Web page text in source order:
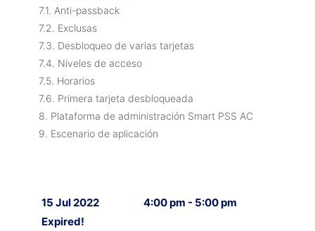
7.1. Anti-passback
7.2. Exclusas
7.3. Desbloqueo de varias tarjetas
7.4. Niveles de acceso
7.5. Horarios
7.6. Primera tarjeta desbloqueada
8. Plataforma de administración Smart PSS AC
9. Escenario de aplicación
15 Jul 2022
Expired!
4:00 pm - 5:00 pm